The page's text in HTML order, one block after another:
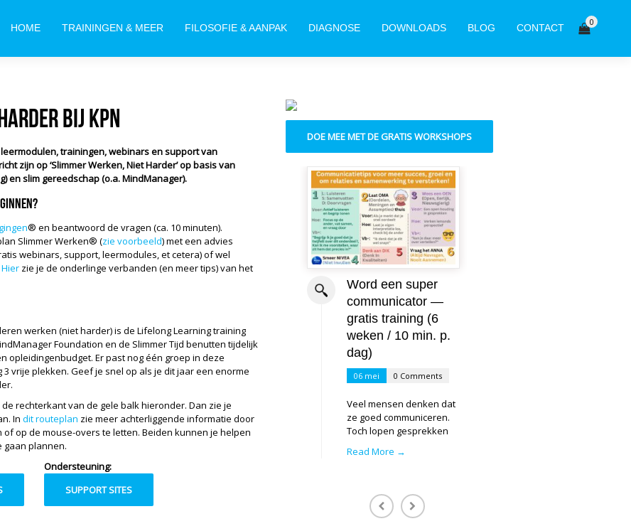
HOME TRAININGEN & MEER FILOSOFIE & AANPAK DIAGNOSE DOWNLOADS BLOG CONTACT
0
bij KPN
trainingen, webinars en support van
zijn op ‘Slimmer Werken, Niet Harder’ op basis van
en slim gereedschap (o.a. MindManager).
® en beantwoord de vragen (ca. 10 minuten).
Slimmer Werken® (zie voorbeeld) met een advies
webinars, support, leermodules, et cetera) of wel
Hier zie je de onderlinge verbanden (en meer tips) van het
werken (niet harder) is de Lifelong Learning training
Foundation en de Slimmer Tijd benutten tijdelijk
opleidingenbudget. Er past nog één groep in deze
3 vrije plekken. Geef je snel op als je dit jaar een enorme
rechterkant van de gele balk hieronder. Dan zie je
In dit routeplan zie meer achterliggende informatie door
op de mouse-overs te letten. Beiden kunnen je helpen
gaan plannen.
Ondersteuning:
SUPPORT SITES
DOE MEE MET DE GRATIS WORKSHOPS
Word een super
communicator —
gratis training (6
weken / 10 min. p.
dag)
06 mei 0 Comments
Veel mensen denken dat
ze goed communiceren.
Toch lopen gesprekken
Read More →